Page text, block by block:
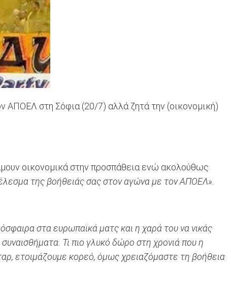
στη Σόφια (20/7) αλλά ζητά την (οικονομική)
οικονομικά στην προσπάθεια ενώ ακολούθως
της βοήθειάς σας στον αγώνα με τον ΑΠΟΕΛ».
στα ευρωπαϊκά ματς και η χαρά του να νικάς
Τι πιο γλυκό δώρο στη χρονιά που η
ετοιμάζουμε κορεό, όμως χρειαζόμαστε τη βοήθεια